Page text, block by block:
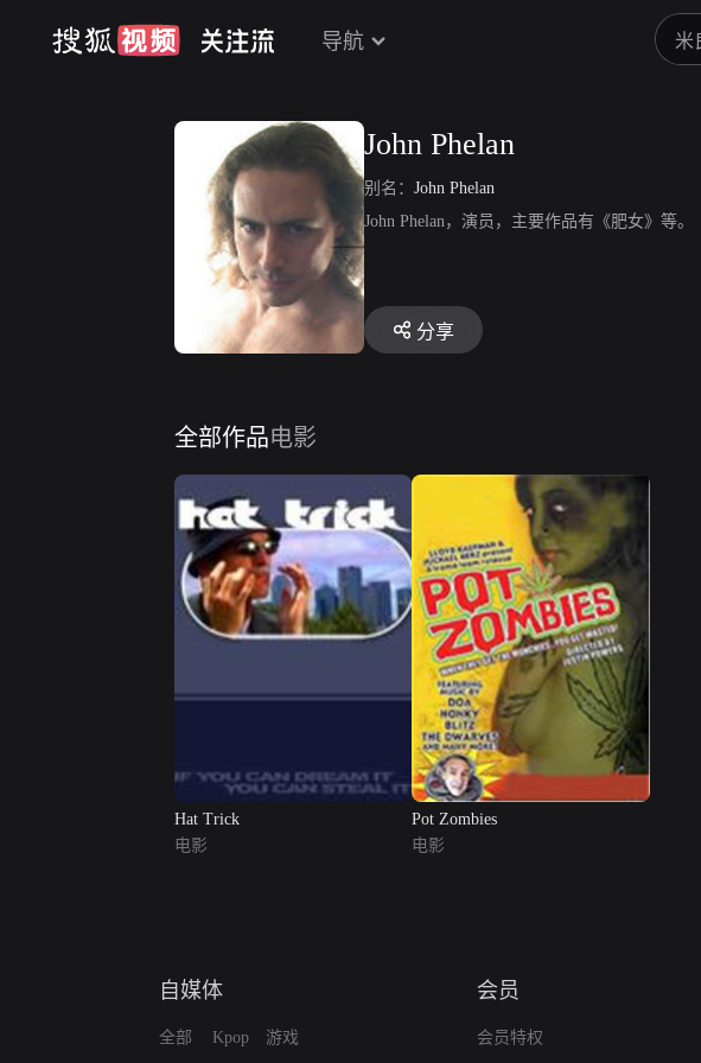
导航
John Phelan
别名： John Phelan
John Phelan，演员，主要作品有《肥女》等。
分享
全部作品电影
Hat Trick
电影
Pot Zombies
电影
自媒体
全部 Kpop 游戏
会员
会员特权